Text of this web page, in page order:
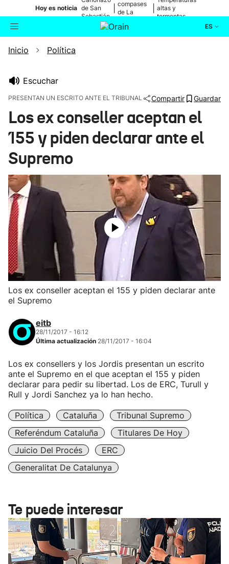
Hoy es noticia de San
Sebastián
compases
de La
altas y
tormentas
ES
Buscador
Ikusmiran
Inicio Política
Escuchar
PRESENTAN UN ESCRITO ANTE EL TRIBUNAL Compartir Guardar
Los ex conseller aceptan el
155 y piden declarar ante el
Supremo
Los ex conseller aceptan el 155 y piden declarar ante
el Supremo
eitb
28/11/2017 - 16:12
Última actualización 28/11/2017 - 16:04
Los ex consellers y los Jordis presentan un escrito
ante el Supremo en el que aceptan el 155 y piden
declarar para pedir su libertad. Los de ERC, Turull y
Rull y Jordi Sanchez ya lo han hecho.
Política Cataluña
Tribunal Supremo
Referéndum Cataluña
Titulares De Hoy
Juicio Del Procés
ERC
Generalitat De Catalunya
Te puede interesar